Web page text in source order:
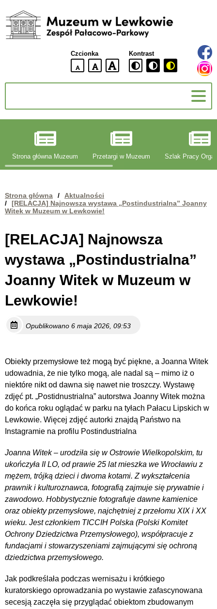
Muzeum
w
Czcionka
domyślna
czcionki
większa
czcionki
największa
czcionka
Kontrast
Strona główna Muzeum Przetargi w Muzeum Szlak Pracy
Strona główna /
Aktualności
/
[RELACJA] Najnowsza wystawa „Postindustrialna” Joanny
Witek w Muzeum w Lewkowie!
[RELACJA] Najnowsza
wystawa „Postindustrialna”
Joanny Witek w Muzeum w
Lewkowie!
Opublikowano 6 maja 2026, 09:53
Obiekty przemysłowe też mogą być piękne, a Joanna Witek
udowadnia, że nie tylko mogą, ale nadal są – mimo iż o
niektóre nikt od dawna się nawet nie troszczy. Wystawę
zdjęć pt. „Postidnustrialna” autorstwa Joanny Witek można
do końca roku oglądać w parku na tyłach Pałacu Lipskich w
Lewkowie. Więcej zdjęć autorki znajdą Państwo na
Instagramie na profilu Postindustrialna
Joanna Witek – urodziła się w Ostrowie Wielkopolskim, tu
ukończyła II LO, od prawie 25 lat mieszka we Wrocławiu z
mężem, trójką dzieci i dwoma kotami. Z wykształcenia
prawnik i kulturoznawca, fotografią zajmuje się prywatnie i
zawodowo. Hobbystycznie fotografuje dawne kamienice
oraz obiekty przemysłowe, najchętniej z przełomu XIX i XX
wieku. Jest członkiem TICCIH Polska (Polski Komitet
Ochrony Dziedzictwa Przemysłowego), współpracuje z
fundacjami i stowarzyszeniami zajmującymi się ochroną
dziedzictwa przemysłowego.
Jak podkreślała podczas wernisażu i krótkiego
kuratorskiego oprowadzania po wystawie zafascynowana
secesją zaczęła się przyglądać obiektom zbudowanym